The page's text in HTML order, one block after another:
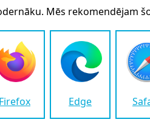
Mēs rekomendējam
Firefox Edge